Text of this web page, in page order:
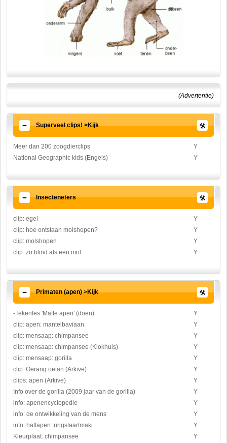
(Advertentie)
Superveel clips! >Kijk
Meer dan 200 zoogdierclips
Y
National Geographic kids (Engels)
Y
Insecteneters
clip: egel
Y
clip: hoe ontstaan molshopen?
Y
clip: molshopen
Y
clip: zo blind als een mol
Y
Primaten (apen) >Kijk
-Tekenles 'Maffe apen' (doen)
Y
clip: apen: mantelbaviaan
Y
clip: mensaap: chimpansee
Y
clip: mensaap: chimpansee (Klokhuis)
Y
clip: mensaap: gorilla
Y
clip: Oerang oetan (Arkive)
Y
clips: apen (Arkive)
Y
Info over de gorilla (2009 jaar van de gorilla)
Y
info: apenencyclopedie
Y
info: de ontwikkeling van de mens
Y
info: halfapen: ringstaartmaki
Y
Kleurplaat: chimpansee
Y